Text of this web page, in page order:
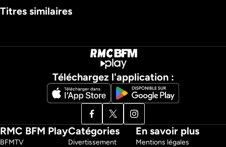
Titres similaires
Téléchargez l'application :
RMC BFM Play
BFMTV
Catégories
Divertissement
En savoir plus
Mentions légales